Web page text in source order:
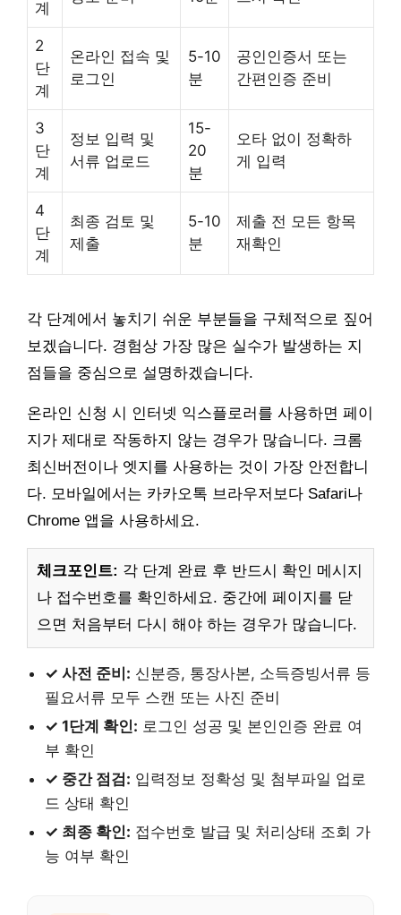
계
2
단
계
온라인 접속 및
로그인
5-10
분
공인인증서 또는
간편인증 준비
3
단
계
정보 입력 및
서류 업로드
15-
20
분
오타 없이 정확하
게 입력
4
단
계
최종 검토 및
제출
5-10
분
제출 전 모든 항목
재확인
각 단계에서 놓치기 쉬운 부분들을 구체적으로 짚어
보겠습니다. 경험상 가장 많은 실수가 발생하는 지
점들을 중심으로 설명하겠습니다.
온라인 신청 시 인터넷 익스플로러를 사용하면 페이
지가 제대로 작동하지 않는 경우가 많습니다. 크롬
최신버전이나 엣지를 사용하는 것이 가장 안전합니
다. 모바일에서는 카카오톡 브라우저보다 Safari나
Chrome 앱을 사용하세요.
체크포인트: 각 단계 완료 후 반드시 확인 메시지
나 접수번호를 확인하세요. 중간에 페이지를 닫
으면 처음부터 다시 해야 하는 경우가 많습니다.
✓ 사전 준비: 신분증, 통장사본, 소득증빙서류 등
필요서류 모두 스캔 또는 사진 준비
✓ 1단계 확인: 로그인 성공 및 본인인증 완료 여
부 확인
✓ 중간 점검: 입력정보 정확성 및 첨부파일 업로
드 상태 확인
✓ 최종 확인: 접수번호 발급 및 처리상태 조회 가
능 여부 확인